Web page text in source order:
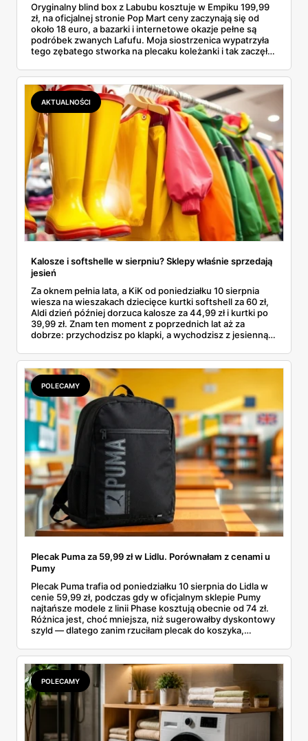
Oryginalny blind box z Labubu kosztuje w Empiku 199,99
zł, na oficjalnej stronie Pop Mart ceny zaczynają się od
około 18 euro, a bazarki i internetowe okazje pełne są
podróbek zwanych Lafufu. Moja siostrzenica wypatrzyła
tego zębatego stworka na plecaku koleżanki i tak zaczęło
kosztuje i po czym poznać, że sprzedawca nie wciska nam
podróbki. Spisałam wszystko, czego się dowiedziałam —
łącznie z jedną wpadką, o której za chwilę.
AKTUALNOŚCI
Kalosze i softshelle w sierpniu? Sklepy właśnie sprzedają
jesień
Za oknem pełnia lata, a KiK od poniedziałku 10 sierpnia
wiesza na wieszakach dziecięce kurtki softshell za 60 zł,
Aldi dzień później dorzuca kalosze za 44,99 zł i kurtki po
39,99 zł. Znam ten moment z poprzednich lat aż za
dobrze: przychodzisz po klapki, a wychodzisz z jesienną
pojawi się w gazetkach w przyszłym tygodniu i czy jest
sens kupować jesień, zanim skończą się wakacje.
POLECAMY
Plecak Puma za 59,99 zł w Lidlu. Porównałam z cenami u
Pumy
Plecak Puma trafia od poniedziałku 10 sierpnia do Lidla w
cenie 59,99 zł, podczas gdy w oficjalnym sklepie Pumy
najtańsze modele z linii Phase kosztują obecnie od 74 zł.
Różnica jest, choć mniejsza, niż sugerowałby dyskontowy
szyld — dlatego zanim rzuciłam plecak do koszyka,
rozpiska: co dokładnie sprzedaje Lidl, ile kosztują
odpowiedniki u producenta i komu ten zakup naprawdę
się opłaci.
POLECAMY